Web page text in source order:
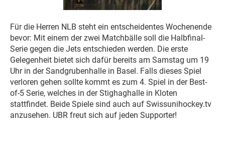
Für die Herren NLB steht ein entscheidentes Wochenende
bevor: Mit einem der zwei Matchbälle soll die Halbfinal-
Serie gegen die Jets entschieden werden. Die erste
Gelegenheit bietet sich dafür bereits am Samstag um 19
Uhr in der Sandgrubenhalle in Basel. Falls dieses Spiel
verloren gehen sollte kommt es zum 4. Spiel in der Best-
of-5 Serie, welches in der Stighaghalle in Kloten
stattfindet. Beide Spiele sind auch auf Swissunihockey.tv
anzusehen. UBR freut sich auf jeden Supporter!